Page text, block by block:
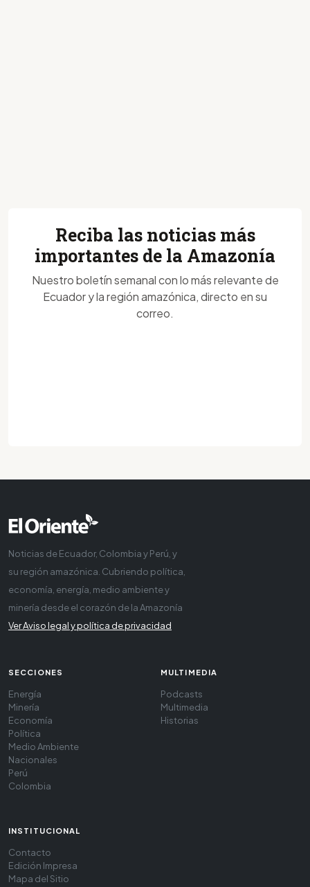
Reciba las noticias más
importantes de la Amazonía
Nuestro boletín semanal con lo más relevante de
Ecuador y la región amazónica, directo en su
correo.
Noticias de Ecuador, Colombia y Perú, y
su región amazónica. Cubriendo política,
economía, energía, medio ambiente y
minería desde el corazón de la Amazonía
Ver Aviso legal y política de privacidad
SECCIONES
Energía
Minería
Economía
Política
Medio Ambiente
Nacionales
Perú
Colombia
MULTIMEDIA
Podcasts
Multimedia
Historias
INSTITUCIONAL
Contacto
Edición Impresa
Mapa del Sitio